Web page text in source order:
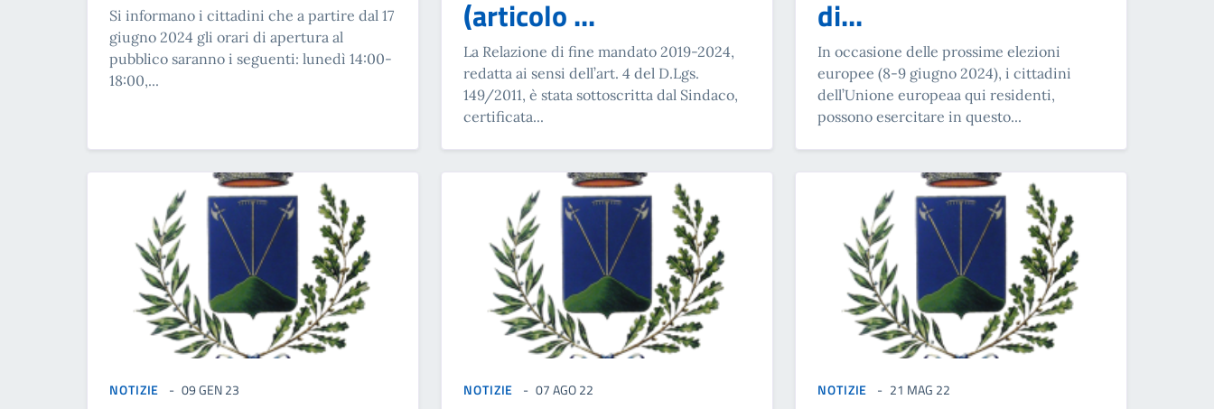
Si informano i cittadini che a partire dal 17
giugno 2024 gli orari di apertura al
pubblico saranno i seguenti: lunedì 14:00-
18:00,...
(articolo ...
La Relazione di fine mandato 2019-2024,
redatta ai sensi dell’art. 4 del D.Lgs.
149/2011, è stata sottoscritta dal Sindaco,
certificata...
di...
In occasione delle prossime elezioni
europee (8-9 giugno 2024), i cittadini
dell’Unione europeaa qui residenti,
possono esercitare in questo...
NOTIZIE 09 GEN 23 NOTIZIE 07 AGO 22 NOTIZIE 21 MAG 22